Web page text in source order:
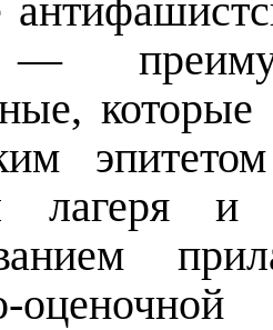
которые
лагеря